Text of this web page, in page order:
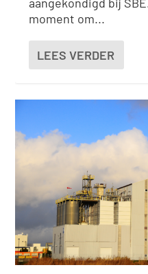
moment om...
LEES VERDER